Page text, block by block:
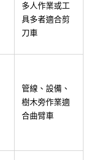
多人作業或工
具多者適合剪
刀車
管線、設備、
樹木旁作業適
合曲臂車